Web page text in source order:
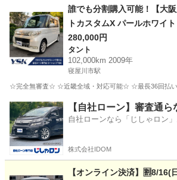
ムーヴ
誰でも分割購入可能！【大
トカスタムX パールホワイト
280,000円
タント
102,000km 2009年
寝屋川市駅
☆完全無審査☆ ☆近畿全域・対応可能☆ ☆最長36回払
大阪 寝屋川市 寝屋川市駅 タント 車両
【自社ローン】審査通ら
自社ローンなら「じしゃロン
株式会社IDOM
【オンライン決済】🈹8/16(